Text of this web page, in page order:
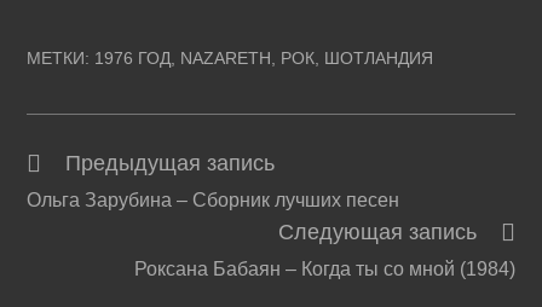
МЕТКИ: 1976 ГОД, NAZARETH, РОК, ШОТЛАНДИЯ
Читать
далее
Предыдущая запись
Ольга Зарубина – Сборник лучших песен
Следующая запись
Роксана Бабаян – Когда ты со мной (1984)